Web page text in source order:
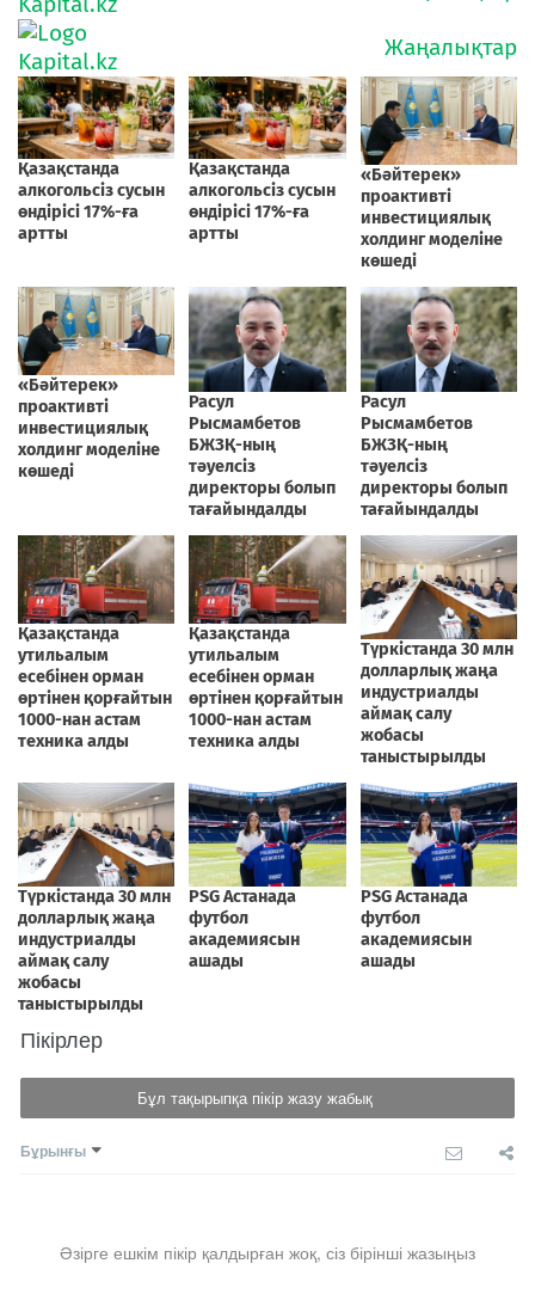
Пікірлер
Бұл тақырыпқа пікір жазу жабық
Бұрынғы
Әзірге ешкім пікір қалдырған жоқ, сіз бірінші жазыңыз